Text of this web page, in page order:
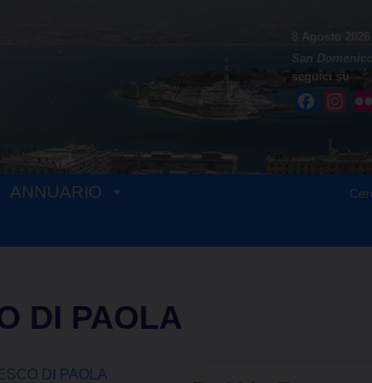
8 Agosto 2026
San
seguici su
ANNUARIO
DI PAOLA
DI PAOLA